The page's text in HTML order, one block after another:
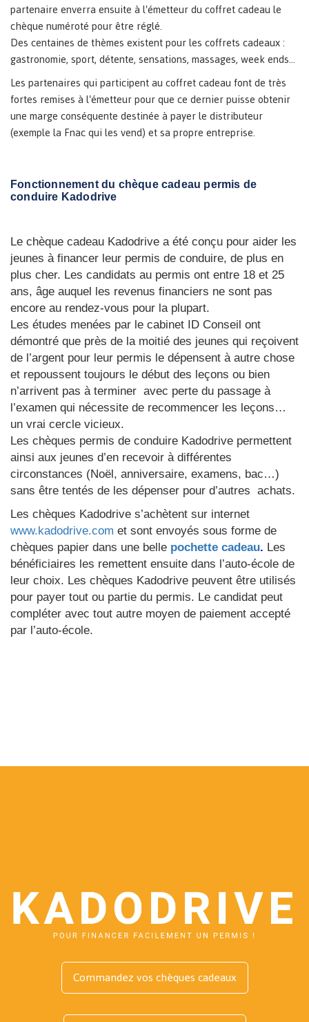
partenaire enverra ensuite à l'émetteur du coffret cadeau le
chèque numéroté pour être réglé.
Des centaines de thèmes existent pour les coffrets cadeaux :
gastronomie, sport, détente, sensations, massages, week ends...
Les partenaires qui participent au coffret cadeau font de très
fortes remises à l'émetteur pour que ce dernier puisse obtenir
une marge conséquente destinée à payer le distributeur
(exemple la Fnac qui les vend) et sa propre entreprise.
Fonctionnement du chèque cadeau permis de
conduire Kadodrive
Le chèque cadeau Kadodrive a été conçu pour aider les
jeunes à financer leur permis de conduire, de plus en
plus cher. Les candidats au permis ont entre 18 et 25
ans, âge auquel les revenus financiers ne sont pas
encore au rendez-vous pour la plupart.
Les études menées par le cabinet ID Conseil ont
démontré que près de la moitié des jeunes qui reçoivent
de l’argent pour leur permis le dépensent à autre chose
et repoussent toujours le début des leçons ou bien
n’arrivent pas à terminer avec perte du passage à
l’examen qui nécessite de recommencer les leçons…
un vrai cercle vicieux.
Les chèques permis de conduire Kadodrive permettent
ainsi aux jeunes d’en recevoir à différentes
circonstances (Noël, anniversaire, examens, bac…)
sans être tentés de les dépenser pour d’autres achats.
Les chèques Kadodrive s’achètent sur internet
www.kadodrive.com et sont envoyés sous forme de
chèques papier dans une belle pochette cadeau. Les
bénéficiaires les remettent ensuite dans l’auto-école de
leur choix. Les chèques Kadodrive peuvent être utilisés
pour payer tout ou partie du permis. Le candidat peut
compléter avec tout autre moyen de paiement accepté
par l’auto-école.
Commandez vos chèques cadeaux